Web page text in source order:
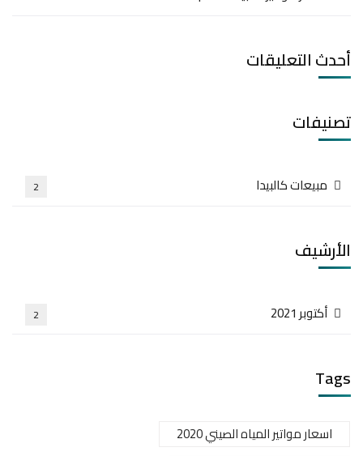
أحدث التعليقات
تصنيفات
مبيعات كالبيدا 2
الأرشيف
أكتوبر 2021 2
Tags
اسعار مواتير المياه الصيني 2020